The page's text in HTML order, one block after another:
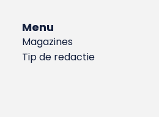
Menu
Magazines
Tip de redactie